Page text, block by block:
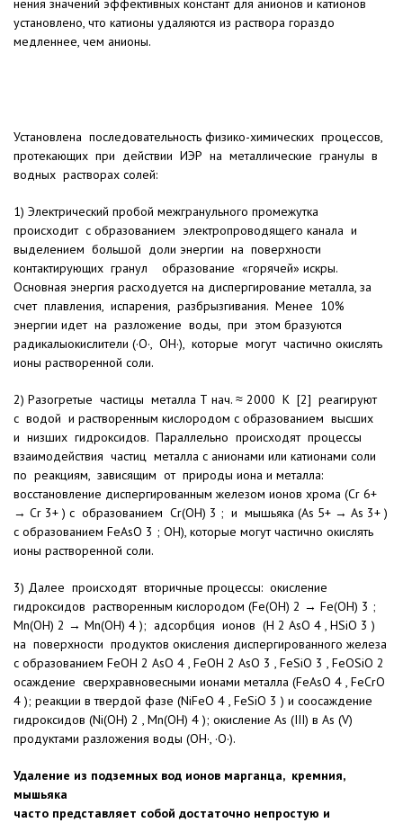
нения значений эффективных конс­тант для анионов и катионов
установ­лено, что катионы удаляются из раст­вора гораздо
медленнее, чем анио­ны.
Установлена последовательность физико-химических процессов,
протекающих при действии ИЭР на металлические гранулы в
водных растворах солей:
1) Электрический пробой межгранульного промежутка
происходит с образованием электропроводящего канала и
выделением большой доли энергии на поверхности
контактирующих гранул образование «горячей» искры.
Основная энергия расходуется на диспергирование металла, за
счет плавления, испарения, разбрызгивания. Менее 10%
энергии идет на разложение воды, при этом бразуются
радикалыокислители (·O·, OH·), которые могут частично окислять
ионы растворенной соли.
2) Разогретые частицы металла Т нач. ≈ 2000 К [2] реагируют
с водой и растворенным кислородом с образованием высших
и низших гидроксидов. Параллельно происходят процессы
взаимодействия частиц металла с анионами или катионами соли
по реакциям, зависящим от природы иона и металла:
восстановление диспергированным железом ионов хрома (Cr 6+
→ Cr 3+ ) с образованием Сr(OH) 3 ; и мышьяка (As 5+ → As 3+ )
с образованием FeAsO 3 ; ОН), которые могут частично окислять
ионы растворенной соли.
3) Далее происходят вторичные процессы: окисление
гидроксидов растворенным кислородом (Fe(OH) 2 → Fe(OH) 3 ;
Mn(OH) 2 → Mn(OH) 4 ); адсорбция ионов (Н 2 AsO 4 , НSiO 3 )
на поверхности продуктов окисления диспергированного железа
с образованием FeOH 2 AsO 4 , FeOH 2 AsO 3 , FeSiO 3 , FeOSiO 2
осаждение сверхравновесными ионами металла (FeAsO 4 , FeCrO
4 ); реакции в твердой фазе (NiFeO 4 , FeSiO 3 ) и соосаждение
гидроксидов (Ni(OH) 2 , Mn(OH) 4 ); окисление As (III) в As (V)
продуктами разложения воды (OH·, ·O·).
Удаление из подземных вод ионов марганца, кремния,
мышьяка
часто представляет собой достаточно непростую и